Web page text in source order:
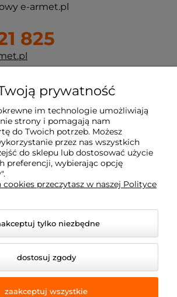
e-armet.pl
825
prywatność
im technologie umożliwiają
strony i pomagają nam
do Twoich potrzeb. Możesz
przez nas wszystkich
do sklepu lub dostosować użycie
preferencji, wybierając opcję
przeczytasz w naszej Polityce
tylko niezbędne
dostosuj zgody
zaakceptuj wszystkie